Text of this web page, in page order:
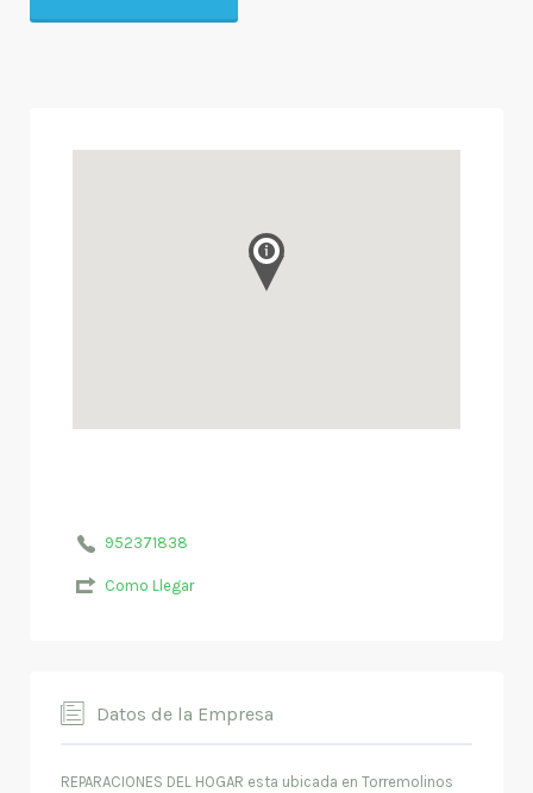
952371838
Como Llegar
Datos de la Empresa
REPARACIONES DEL HOGAR esta ubicada en Torremolinos